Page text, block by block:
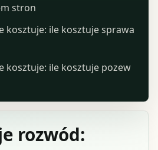
rozwód:
stron
kosztuje: ile kosztuje sprawa
kosztuje: ile kosztuje pozew